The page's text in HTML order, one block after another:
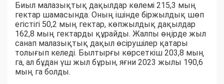
Биыл малазықтық дақылдар көлемі 215,3 мың
гектар шамасында. Оның ішінде біржылдық шөп
егістігі 50,2 мың гектар, көпжылдық дақылдар
162,8 мың гектарды құрайды. Жалпы өңірде жыл
санап малазықтық дақыл өсірушілер қатары
толығып келеді. Былтырғы көрсеткіш 203,8 мың
га, ал бұдан үш жыл бұрын, яғни 2023 жылы 190,6
мың га болды.